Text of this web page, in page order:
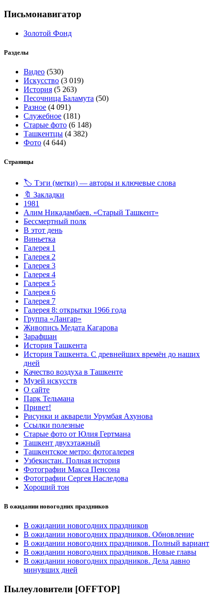
Письмонавигатор
Золотой Фонд
Разделы
Видео (530)
Искусство (3 019)
История (5 263)
Песочница Баламута (50)
Разное (4 091)
Служебное (181)
Старые фото (6 148)
Ташкентцы (4 382)
Фото (4 644)
Страницы
🏷️ Тэги (метки) — авторы и ключевые слова
🔖 Закладки
1981
Алим Никадамбаев. «Старый Ташкент»
Бессмертный полк
В этот день
Виньетка
Галерея 1
Галерея 2
Галерея 3
Галерея 4
Галерея 5
Галерея 6
Галерея 7
Галерея 8: открытки 1966 года
Группа «Лангар»
Живопись Медата Кагарова
Зарафшан
История Ташкента
История Ташкента. С древнейших времён до наших
дней
Качество воздуха в Ташкенте
Музей искусств
О сайте
Парк Тельмана
Привет!
Рисунки и акварели Урумбая Ахунова
Ссылки полезные
Старые фото от Юлия Гертмана
Ташкент двухэтажный
Ташкентское метро: фотогалерея
Узбекистан. Полная история
Фотографии Макса Пенсона
Фотографии Сергея Наследова
Хороший тон
В ожидании новогодних праздников
В ожидании новогодних праздников
В ожидании новогодних праздников. Обновление
В ожидании новогодних праздников. Полный вариант
В ожидании новогодних праздников. Новые главы
В ожидании новогодних праздников. Дела давно
минувших дней
Пылеуловители [OFFTOP]